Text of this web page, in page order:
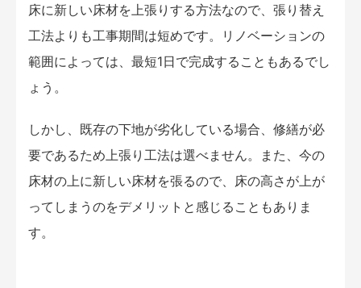
床に新しい床材を上張りする方法なので、張り替え
工法よりも工事期間は短めです。リノベーションの
範囲によっては、最短1日で完成することもあるでし
ょう。
しかし、既存の下地が劣化している場合、修繕が必
要であるため上張り工法は選べません。また、今の
床材の上に新しい床材を張るので、床の高さが上が
ってしまうのをデメリットと感じることもありま
す。